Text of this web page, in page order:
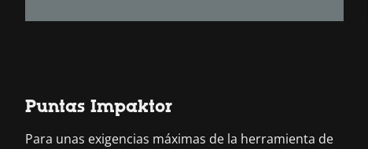
Puntas Impaktor
Para unas exigencias máximas de la herramienta de